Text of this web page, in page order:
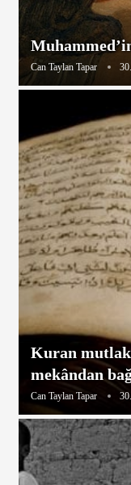
Can Taylan Tapar
Kuran mutlak
mekândan
Can Taylan Tapar